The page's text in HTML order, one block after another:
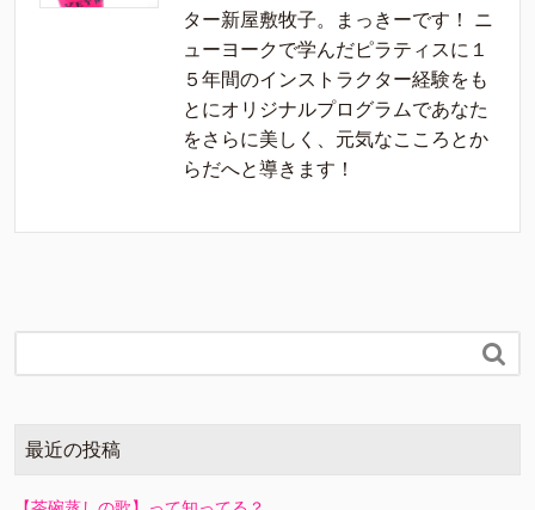
ター新屋敷牧子。まっきーです！ ニ
ューヨークで学んだピラティスに１
５年間のインストラクター経験をも
とにオリジナルプログラムであなた
をさらに美しく、元気なこころとか
らだへと導きます！

最近の投稿